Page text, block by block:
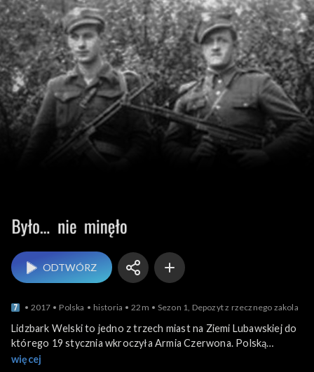
Było... nie minęło
ODTWÓRZ
2017 Polska historia 22m Sezon 1, Depozyt z rzecznego zakola
Lidzbark Welski to jedno z trzech miast na Ziemi Lubawskiej do
którego 19 stycznia wkroczyła Armia Czerwona. Polską
odpowiedzią było zawiązanie się struktur ruchu oporu Armii
więcej